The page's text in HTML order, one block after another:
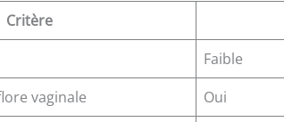
Critère
Faible
vaginale
Oui